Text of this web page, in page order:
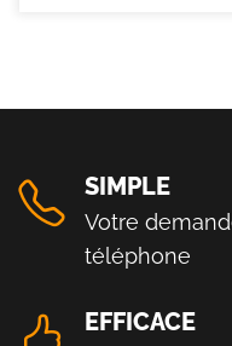
SIMPLE
Votre
téléphone
EFFICACE